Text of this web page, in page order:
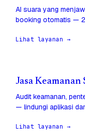
AI suara yang
booking otomatis —
Lihat layanan →
Jasa Keamanan
Audit keamanan,
— lindungi aplikasi
Lihat layanan →